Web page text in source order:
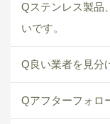
Qステンレス製品
いです。
Q良い業者を見分
Qアフターフォロ